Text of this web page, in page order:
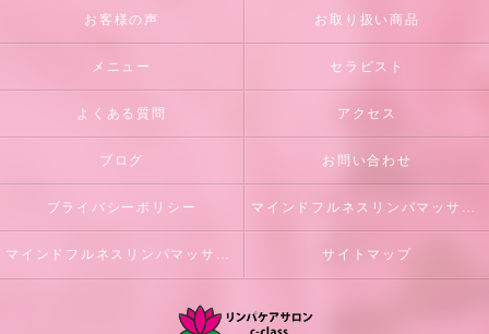
お客様の声 お取り扱い商品
メニュー セラピスト
よくある質問 アクセス
ブログ お問い合わせ
プライバシーポリシー マインドフルネスリンパマッサージとは
マインドフルネスリンパマッサージ初回体験のご案内 サイトマップ